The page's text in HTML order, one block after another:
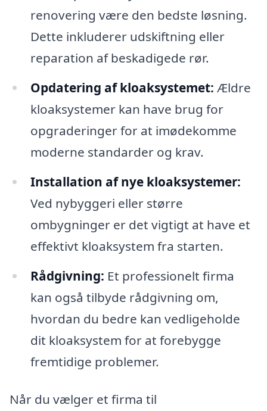
renovering være den bedste løsning.
Dette inkluderer udskiftning eller
reparation af beskadigede rør.
Opdatering af kloaksystemet: Ældre
kloaksystemer kan have brug for
opgraderinger for at imødekomme
moderne standarder og krav.
Installation af nye kloaksystemer:
Ved nybyggeri eller større
ombygninger er det vigtigt at have et
effektivt kloaksystem fra starten.
Rådgivning: Et professionelt firma
kan også tilbyde rådgivning om,
hvordan du bedre kan vedligeholde
dit kloaksystem for at forebygge
fremtidige problemer.
Når du vælger et firma til